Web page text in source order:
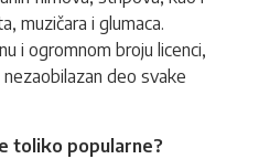
muzičara i glumaca.
i ogromnom broju licenci,
deo svake
toliko popularne?